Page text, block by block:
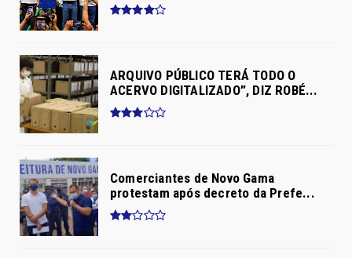
ARQUIVO PÚBLICO TERÁ TODO O
ACERVO DIGITALIZADO”, DIZ ROBÉ...
Comerciantes de Novo Gama
protestam após decreto da Prefe...